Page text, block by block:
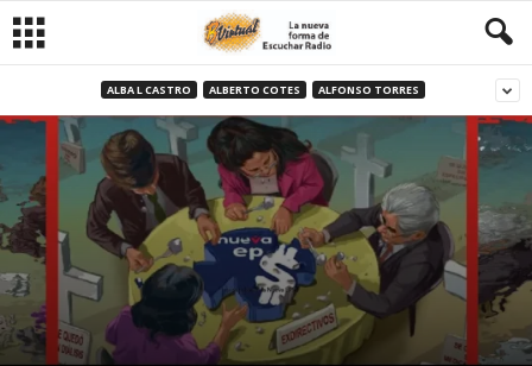
ALBA L CASTRO ALBERTO COTES ALFONSO TORRES